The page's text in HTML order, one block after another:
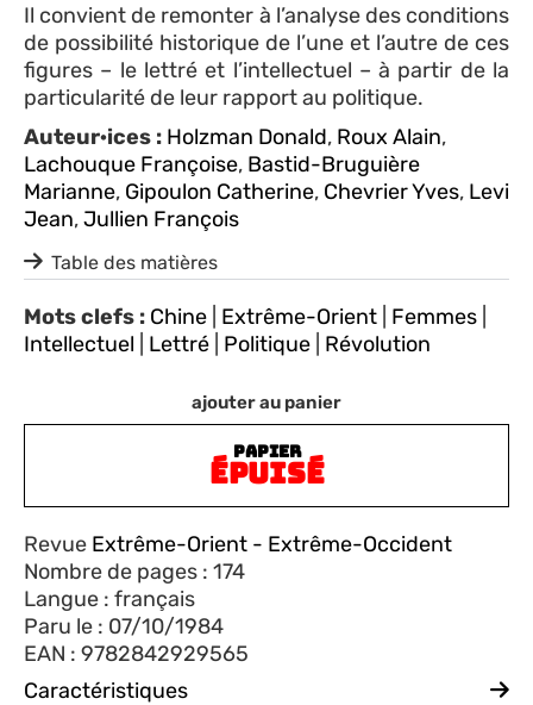
ajouter au panier
PAPIER
ÉPUISÉ
Revue Extrême-Orient - Extrême-Occident
Nombre de pages : 174
Langue : français
Paru le : 07/10/1984
EAN : 9782842929565
Caractéristiques
Il convient de remonter à l’analyse des conditions
de possibilité historique de l’une et l’autre de ces
figures – le lettré et l’intellectuel – à partir de la
particularité de leur rapport au politique.
Auteur·ices : Holzman Donald, Roux Alain,
Lachouque Françoise, Bastid-Bruguière
Marianne, Gipoulon Catherine, Chevrier Yves, Levi
Jean,Jullien François
Table des matières
Mots clefs : Chine Extrême-Orient Femmes
Intellectuel
Lettré Politique Révolution